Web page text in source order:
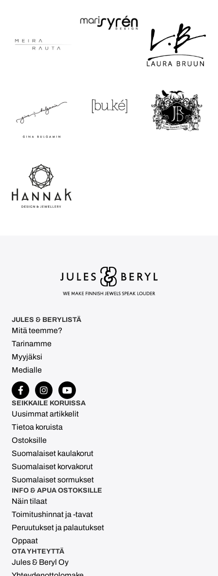
JULES & BERYLISTÄ
Mitä teemme?
Tarinamme
Myyjäksi
Medialle
SEIKKAILE KORUISSA
Uusimmat artikkelit
Tietoa koruista
Ostoksille
Suomalaiset kaulakorut
Suomalaiset korvakorut
Suomalaiset sormukset
INFO & APUA OSTOKSILLE
Näin tilaat
Toimitushinnat ja -tavat
Peruutukset ja palautukset
Oppaat
OTA YHTEYTTÄ
Jules & Beryl Oy